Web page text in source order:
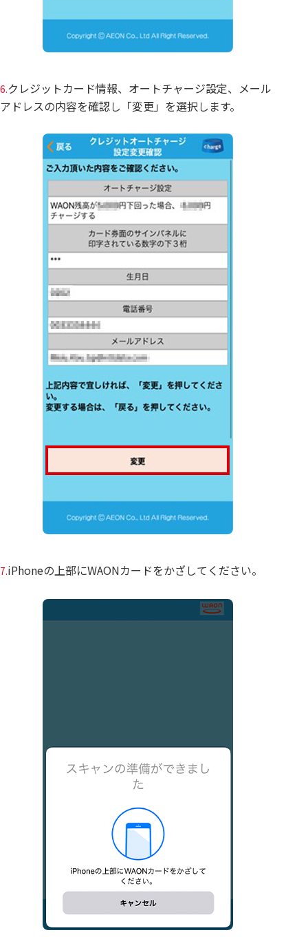
6.クレジットカード情報、オートチャージ設定、メール
アドレスの内容を確認し「変更」を選択します。
7.iPhoneの上部にWAONカードをかざしてください。